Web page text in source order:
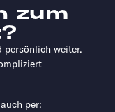
zum
weiter.
per: